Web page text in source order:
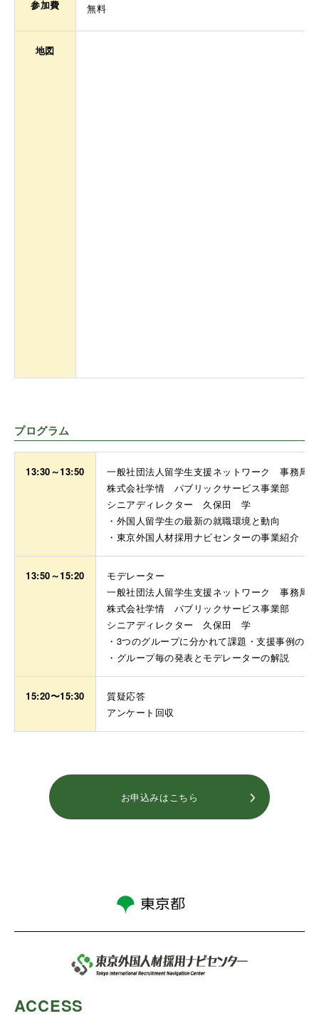
参加費 無料
地図
プログラム
13:30～13:50
一般社団法人留学生支援ネットワーク 事務局長
株式会社学情 パブリックサービス事業部
シニアディレクター 久保田 学
・外国人留学生の最新の就職環境と動向
・東京外国人材採用ナビセンターの事業紹介
13:50～15:20
モデレーター
一般社団法人留学生支援ネットワーク 事務局長
株式会社学情 パブリックサービス事業部
シニアディレクター 久保田 学
・3つのグループに分かれて課題・支援事例の共
・グループ毎の発表とモデレーターの解説
15:20〜15:30
質疑応答
アンケート回収
お申込みはこちら
ACCESS